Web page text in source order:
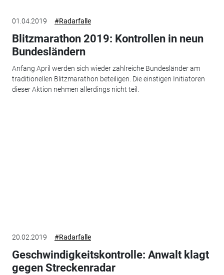
01.04.2019 #Radarfalle
Blitzmarathon 2019: Kontrollen in neun
Bundesländern
Anfang April werden sich wieder zahlreiche Bundesländer am
traditionellen Blitzmarathon beteiligen. Die einstigen Initiatoren
dieser Aktion nehmen allerdings nicht teil.
20.02.2019 #Radarfalle
Geschwindigkeitskontrolle: Anwalt klagt
gegen Streckenradar